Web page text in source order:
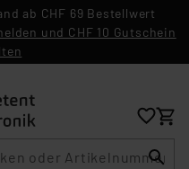
ab CHF 69 Bestellwert
und CHF 10 Gutschein